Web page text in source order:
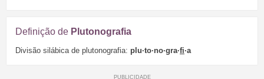
Definição de Plutonografia
Divisão silábica de plutonografia: plu·to·no·gra·fi·a